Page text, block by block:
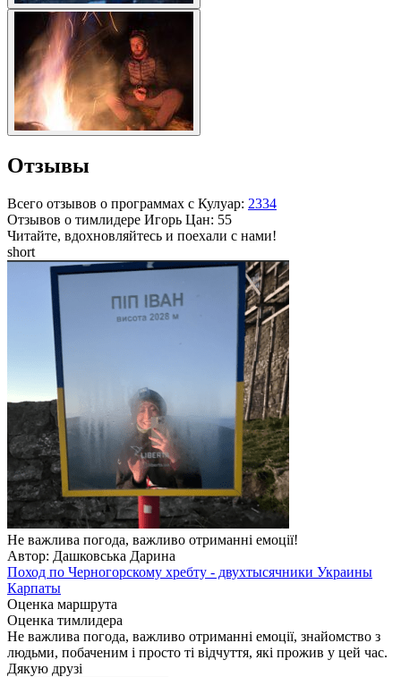
Отзывы
Всего отзывов о программах с Кулуар: 2334
Отзывов о тимлидере Игорь Цан: 55
Читайте, вдохновляйтесь и поехали с нами!
short
Не важлива погода, важливо отриманні емоції!
Автор: Дашковська Дарина
Поход по Черногорскому хребту - двухтысячники Украины
Карпаты
Оценка маршрута
Оценка тимлидера
Не важлива погода, важливо отриманні емоції, знайомство з
людьми, побаченим і просто ті відчуття, які прожив у цей час.
Дякую друзі